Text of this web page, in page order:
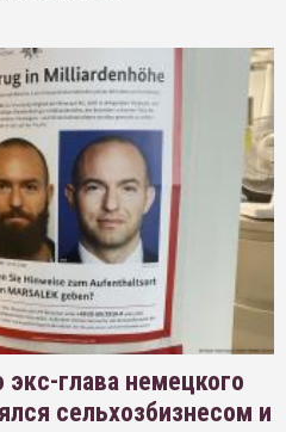
глава немецкого
сельхозбизнесом и